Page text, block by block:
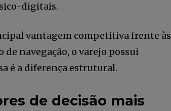
digitais.
vantagem competitiva frente às
navegação, o varejo possui
é a diferença estrutural.
de decisão mais